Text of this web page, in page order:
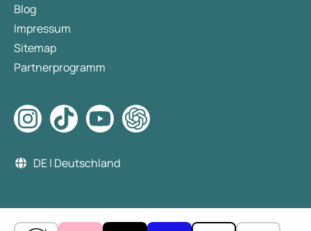
Blog
Impressum
Sitemap
Partnerprogramm
DE | Deutschland